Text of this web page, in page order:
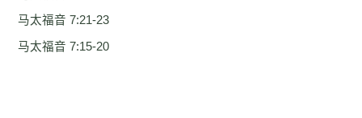
马太福音 7:21-23
马太福音 7:15-20